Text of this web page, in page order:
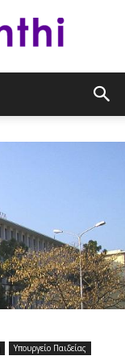
Υπουργείο Παιδείας